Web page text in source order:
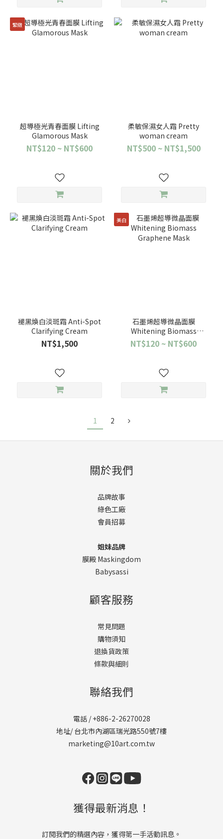
緊緻
超導極光青春面膜 Lifting
Glamorous Mask
NT$120 ~ NT$600
柔敏保濕女人霜 Pretty
woman cream
NT$500 ~ NT$1,500
褪黑煥白淡斑霜 Anti-Spot
Clarifying Cream
NT$1,500
美白
石墨烯超導微晶面膜
Whitening Biomass
Graphene Mask
NT$120 ~ NT$600
1 2
關於我們
品牌故事
綠色工廠
會員招募
姐妹品牌
膜殿 Maskingdom
Babysassi
顧客服務
常見問題
購物須知
退換貨政策
條款與細則
聯絡我們
電話 / +886-2-26270028
地址/ 台北市內湖區瑞光路550號7樓
marketing@10art.com.tw
獲得最新消息！
訂閱我們的精選內容，獲得第一手活動訊息。